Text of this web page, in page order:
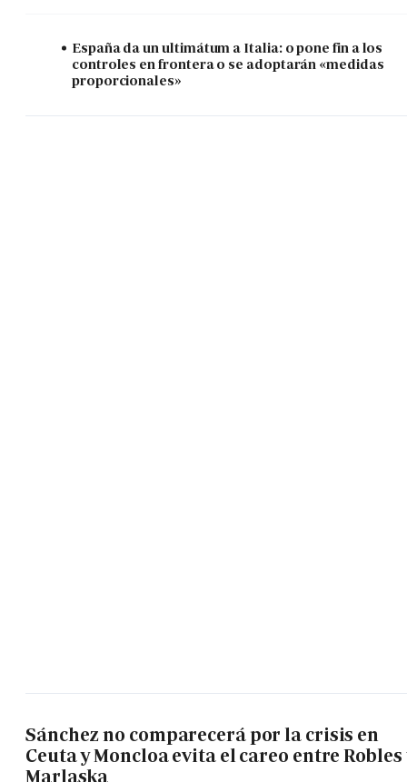
España da un ultimátum a Italia: o pone fin a los
controles en frontera o se adoptarán «medidas
proporcionales»
Sánchez no comparecerá por la crisis en
Ceuta y Moncloa evita el careo entre Robles
Marlaska